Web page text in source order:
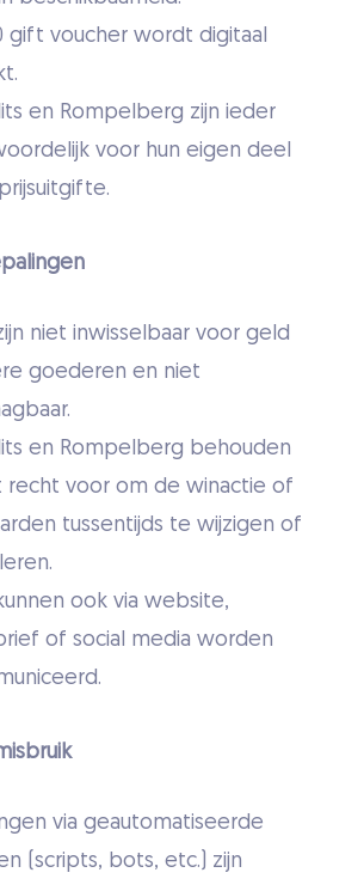
gift voucher wordt digitaal
en Rompelberg zijn ieder
voor hun eigen deel
niet inwisselbaar voor geld
goederen en niet
en Rompelberg behouden
recht voor om de winactie of
tussentijds te wijzigen of
ook via website,
of social media worden
via geautomatiseerde
(scripts, bots, etc.) zijn